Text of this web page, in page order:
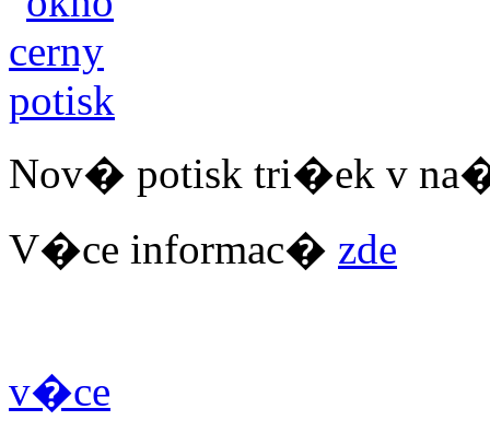
Nov� potisk tri�ek v
V�ce informac� zde
v�ce